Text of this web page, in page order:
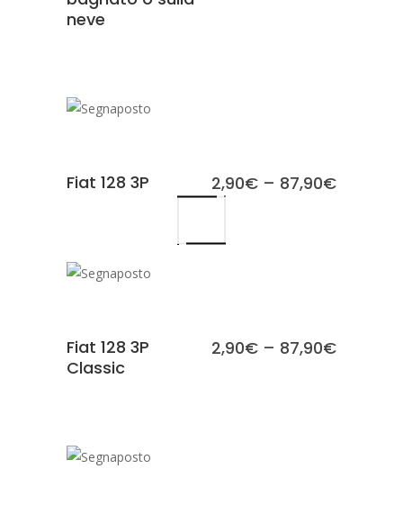
neve
Fiat 128 3P 2,90€ – 87,90€
Fiat 128 3P
Classic
2,90€ – 87,90€